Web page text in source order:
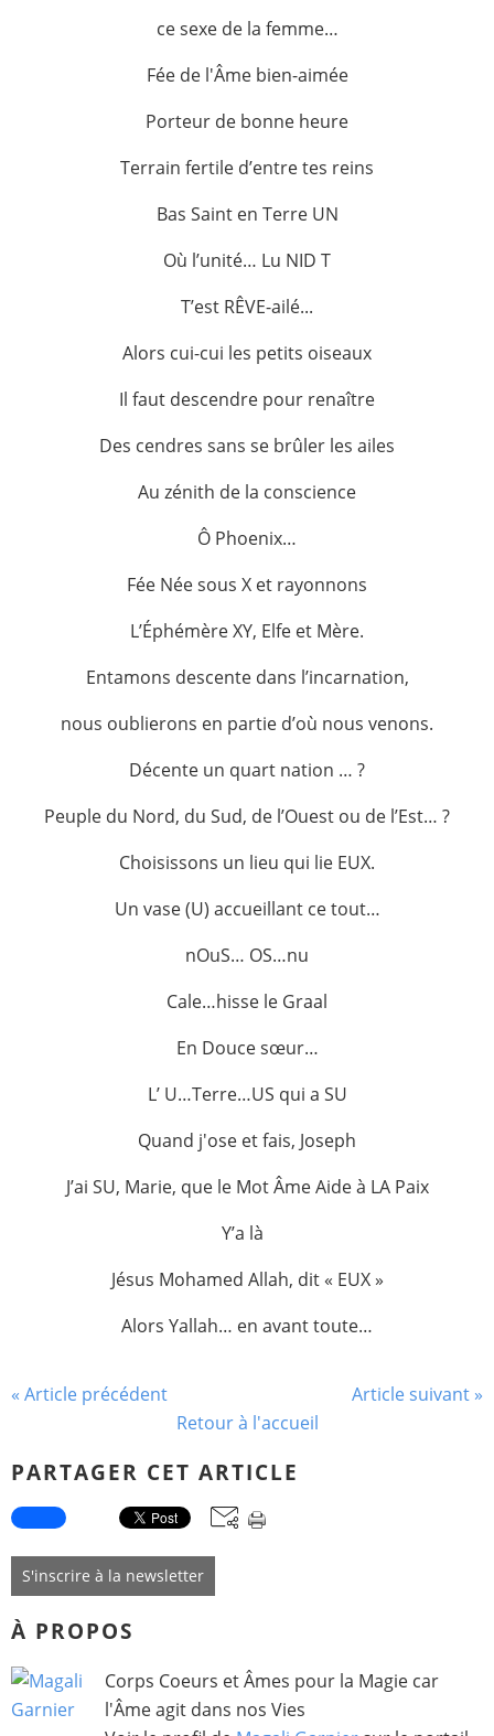
ce sexe de la femme…
Fée de l'Âme bien-aimée
Porteur de bonne heure
Terrain fertile d’entre tes reins
Bas Saint en Terre UN
Où l’unité… Lu NID T
T’est RÊVE-ailé...
Alors cui-cui les petits oiseaux
Il faut descendre pour renaître
Des cendres sans se brûler les ailes
Au zénith de la conscience
Ô Phoenix…
Fée Née sous X et rayonnons
L’Éphémère XY, Elfe et Mère.
Entamons descente dans l’incarnation,
nous oublierons en partie d’où nous venons.
Décente un quart nation … ?
Peuple du Nord, du Sud, de l’Ouest ou de l’Est… ?
Choisissons un lieu qui lie EUX.
Un vase (U) accueillant ce tout…
nOuS… OS…nu
Cale…hisse le Graal
En Douce sœur…
L’ U…Terre…US qui a SU
Quand j'ose et fais, Joseph
J’ai SU, Marie, que le Mot Âme Aide à LA Paix
Y’a là
Jésus Mohamed Allah, dit « EUX »
Alors Yallah… en avant toute…
« Article précédent
Article suivant »
Retour à l'accueil
PARTAGER CET ARTICLE
S'inscrire à la newsletter
À PROPOS
Corps Coeurs et Âmes pour la Magie car
l'Âme agit dans nos Vies